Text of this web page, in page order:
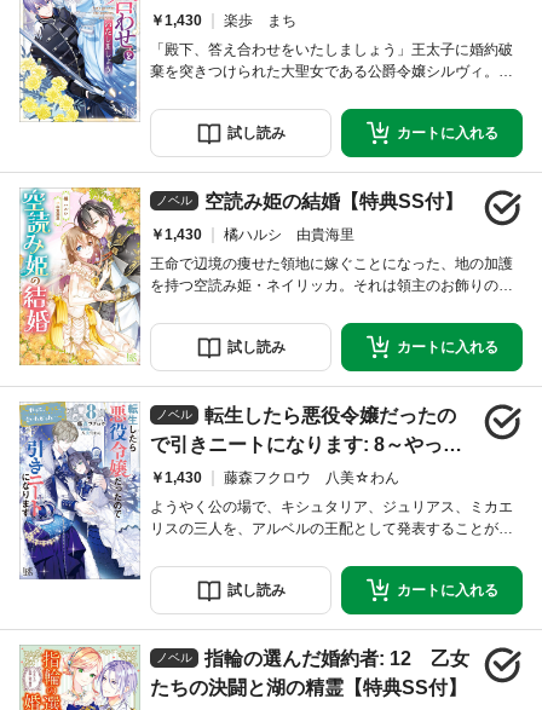
￥1,430
楽歩 まち
「殿下、答え合わせをいたしましょう」王太子に婚約破
棄を突きつけられた大聖女である公爵令嬢シルヴィ。聖
に嫌がらせをする傍若無人な女として、シルヴィは国外
追放処分にするとも言い放たれた。しかし、護衛騎士ア
ランの傍で彼女は微笑み、王太子が見ようとしなかった
苦しみ抜いた令嬢が祝福の道を進むラブファンタジー、
試し読み カートに入れる
ノベル 空読み姫の結婚【特典SS付】
￥1,430
橘ハルシ 由貴海里
王命で辺境の痩せた領地に嫁ぐことになった、地の加護
を持つ空読み姫・ネイリッカ。それは領主のお飾りの花
は年の差を理由に拒否！ そこで年が近い領主の息子ア
ルヴィと結婚することになったのだけれど……。彼と出
会ってから加護の力が暴走するようになってしまって!?
ルヴィが褒めて大事にしてくれるから、また加護があ
試し読み カートに入れる
ノベル
転生したら悪役令嬢だったの
で引きニートになります: 8～やっ
と、ずっと、会いたかった…～【特
典SS付】
￥1,430
藤森フクロウ 八美☆わん
ようやく公の場で、キシュタリア、ジュリアス、ミカエ
リスの三人を、アルベルの王配として発表することがで
の祖父、フォルトゥナ公爵が投獄された！ 衝撃的な報
せに動揺するアルベル達。そして、その隙を狙うダナテ
ィア伯爵は多くの貴族を掌握し、あらゆる手を使ってア
催されたコンラッドが主催する舞踏会。そこで起きたの
試し読み カートに入れる
ノベル
指輪の選んだ婚約者: 12 乙女
たちの決闘と湖の精霊【特典SS付】